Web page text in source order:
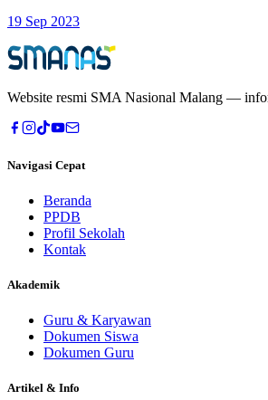
19 Sep 2023
Website resmi SMA Nasional Malang —
Navigasi Cepat
Beranda
PPDB
Profil Sekolah
Kontak
Akademik
Guru & Karyawan
Dokumen Siswa
Dokumen Guru
Artikel & Info